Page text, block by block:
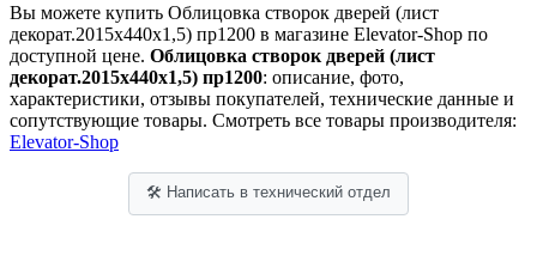
Вы можете купить Облицовка створок дверей (лист
декорат.2015х440х1,5) пр1200 в магазине Elevator-Shop по
доступной цене. Облицовка створок дверей (лист
декорат.2015х440х1,5) пр1200: описание, фото,
характеристики, отзывы покупателей, технические данные и
сопутствующие товары. Смотреть все товары производителя:
Elevator-Shop
🛠 Написать в технический отдел